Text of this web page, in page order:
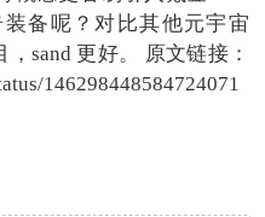
备呢？对比其他元宇宙
sand 更好。
原文链接：
146298448584724071